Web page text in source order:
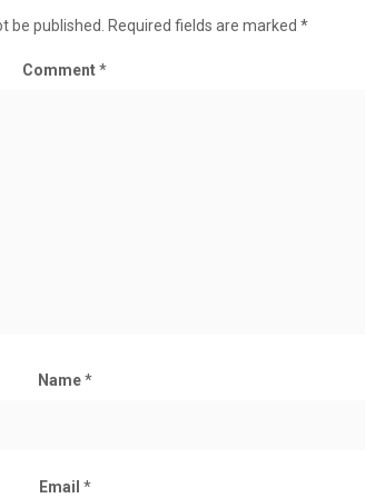
be published. Required fields are marked *
Comment*
Name*
Email *